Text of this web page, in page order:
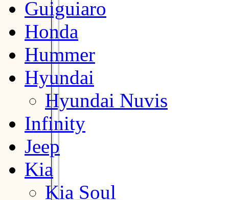
Guiguiaro
Honda
Hummer
Hyundai
Hyundai Nuvis
Infinity
Jeep
Kia
Kia Soul